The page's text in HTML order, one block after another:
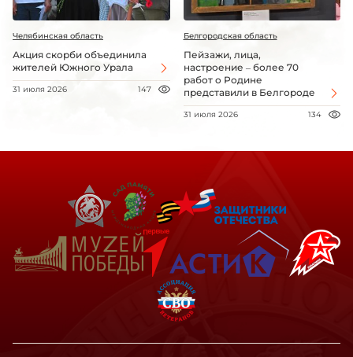
Челябинская область
Акция скорби объединила
жителей Южного Урала
31 июля 2026 147
Белгородская область
Пейзажи, лица,
настроение – более 70
работ о Родине
представили в Белгороде
31 июля 2026 134